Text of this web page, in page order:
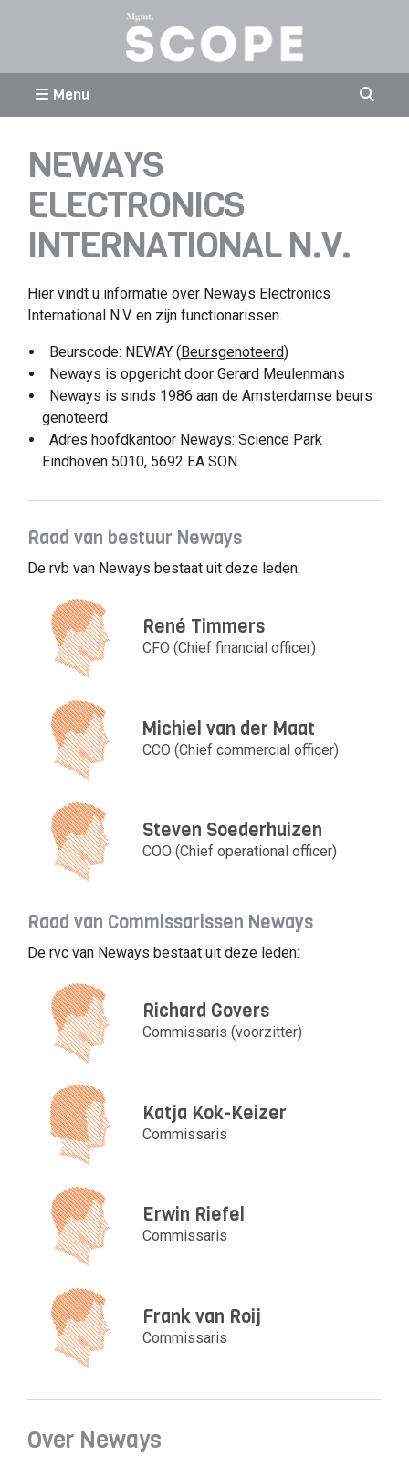
Menu
NEWAYS
ELECTRONICS
INTERNATIONAL N.V.
Hier vindt u informatie over Neways Electronics
International N.V. en zijn functionarissen.
Beurscode: NEWAY (Beursgenoteerd)
Neways is opgericht door Gerard Meulenmans
Neways is sinds 1986 aan de Amsterdamse beurs
genoteerd
Adres hoofdkantoor Neways: Science Park
Eindhoven 5010, 5692 EA SON
Raad van bestuur Neways
De rvb van Neways bestaat uit deze leden:
René Timmers
CFO (Chief financial officer)
Michiel van der Maat
CCO (Chief commercial officer)
Steven Soederhuizen
COO (Chief operational officer)
Raad van Commissarissen Neways
De rvc van Neways bestaat uit deze leden:
Richard Govers
Commissaris (voorzitter)
Katja Kok-Keizer
Commissaris
Erwin Riefel
Commissaris
Frank van Roij
Commissaris
Over Neways